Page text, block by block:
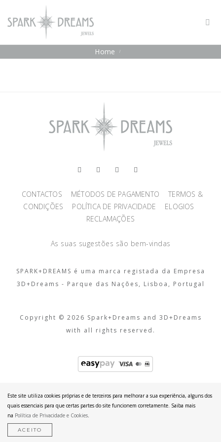
Home
CONTACTOS MÉTODOS DE PAGAMENTO
TERMOS &
CONDIÇÕES
POLÍTICA DE PRIVACIDADE
ELOGIOS
RECLAMAÇÕES
As suas sugestões são bem-vindas
SPARK+DREAMS é uma marca registada da Empresa
3D+Dreams - Parque das Nações, Lisboa, Portugal
Copyright © 2026 Spark+Dreams and 3D+Dreams
with all rights reserved.
Este site utiliza cookies próprias e de terceiros para melhorar a sua experiência, alguns dos
quais essenciais para que certas partes do site funcionem corretamente. Saiba mais
na Política de Privacidade e Cookies.
ACEITO